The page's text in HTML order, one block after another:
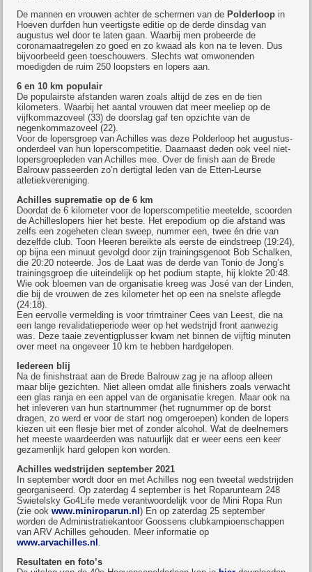
De mannen en vrouwen achter de schermen van de Polderloop in
Hoeven durfden hun veertigste editie op de derde dinsdag van
augustus wel door te laten gaan. Waarbij men probeerde de
coronamaatregelen zo goed en zo kwaad als kon na te leven. Dus
bijvoorbeeld geen toeschouwers. Slechts wat omwonenden
moedigden de ruim 250 loopsters en lopers aan.
6 en 10 km populair
De populairste afstanden waren zoals altijd de zes en de tien
kilometers. Waarbij het aantal vrouwen dat meer meeliep op de
vijfkommazoveel (33) de doorslag gaf ten opzichte van de
negenkommazoveel (22).
Voor de lopersgroep van Achilles was deze Polderloop het augustus-
onderdeel van hun loperscompetitie. Daarnaast deden ook veel niet-
lopersgroepleden van Achilles mee. Over de finish aan de Brede
Balrouw passeerden zo’n dertigtal leden van de Etten-Leurse
atletiekvereniging.
Achilles suprematie op de 6 km
Doordat de 6 kilometer voor de loperscompetitie meetelde, scoorden
de Achilleslopers hier het beste. Het erepodium op die afstand was
zelfs een zogeheten clean sweep, nummer een, twee én drie van
dezelfde club. Toon Heeren bereikte als eerste de eindstreep (19:24),
op bijna een minuut gevolgd door zijn trainingsgenoot Bob Schalken,
die 20:20 noteerde. Jos de Laat was de derde van Tonio de Jong’s
trainingsgroep die uiteindelijk op het podium stapte, hij klokte 20:48.
Wie ook bloemen van de organisatie kreeg was José van der Linden,
die bij de vrouwen de zes kilometer het op een na snelste aflegde
(24:18).
Een eervolle vermelding is voor trimtrainer Cees van Leest, die na
een lange revalidatieperiode weer op het wedstrijd front aanwezig
was. Deze taaie zeventigplusser kwam net binnen de vijftig minuten
over meet na ongeveer 10 km te hebben hardgelopen.
Iedereen blij
Na de finishstraat aan de Brede Balrouw zag je na afloop alleen
maar blije gezichten. Niet alleen omdat alle finishers zoals verwacht
een glas ranja en een appel van de organisatie kregen. Maar ook na
het inleveren van hun startnummer (het rugnummer op de borst
dragen, zo werd er voor de start nog omgeroepen) konden de lopers
kiezen uit een flesje bier met of zonder alcohol. Wat de deelnemers
het meeste waardeerden was natuurlijk dat er weer eens een keer
gezamenlijk hard gelopen kon worden.
Achilles wedstrijden september 2021
In september wordt door en met Achilles nog een tweetal wedstrijden
georganiseerd. Op zaterdag 4 september is het Roparunteam 248
Swietelsky Go4Life mede verantwoordelijk voor de Mini Ropa Run
(zie ookwww.miniroparun.nl) En op zaterdag 25 september
worden de Administratiekantoor Goossens clubkampioenschappen
van ARV Achilles gehouden. Meer informatie op
www.arvachilles.nl .
Resultaten en foto’s